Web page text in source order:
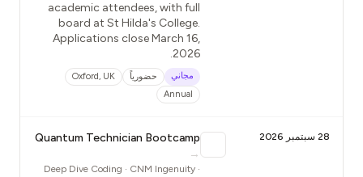
academic attendees, with full
board at St Hilda's College.
Applications close March 16,
2026.
مجاني حضورياً
Oxford, UK
Annual
28 سبتمبر 2026
Quantum Technician Bootcamp
→
Deep Dive Coding · CNM Ingenuity ·